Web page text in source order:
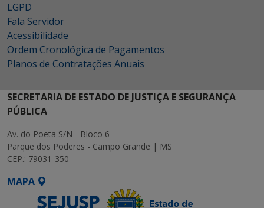
LGPD
Fala Servidor
Acessibilidade
Ordem Cronológica de Pagamentos
Planos de Contratações Anuais
SECRETARIA DE ESTADO DE JUSTIÇA E SEGURANÇA
PÚBLICA
Av. do Poeta S/N - Bloco 6
Parque dos Poderes - Campo Grande | MS
CEP.: 79031-350
MAPA